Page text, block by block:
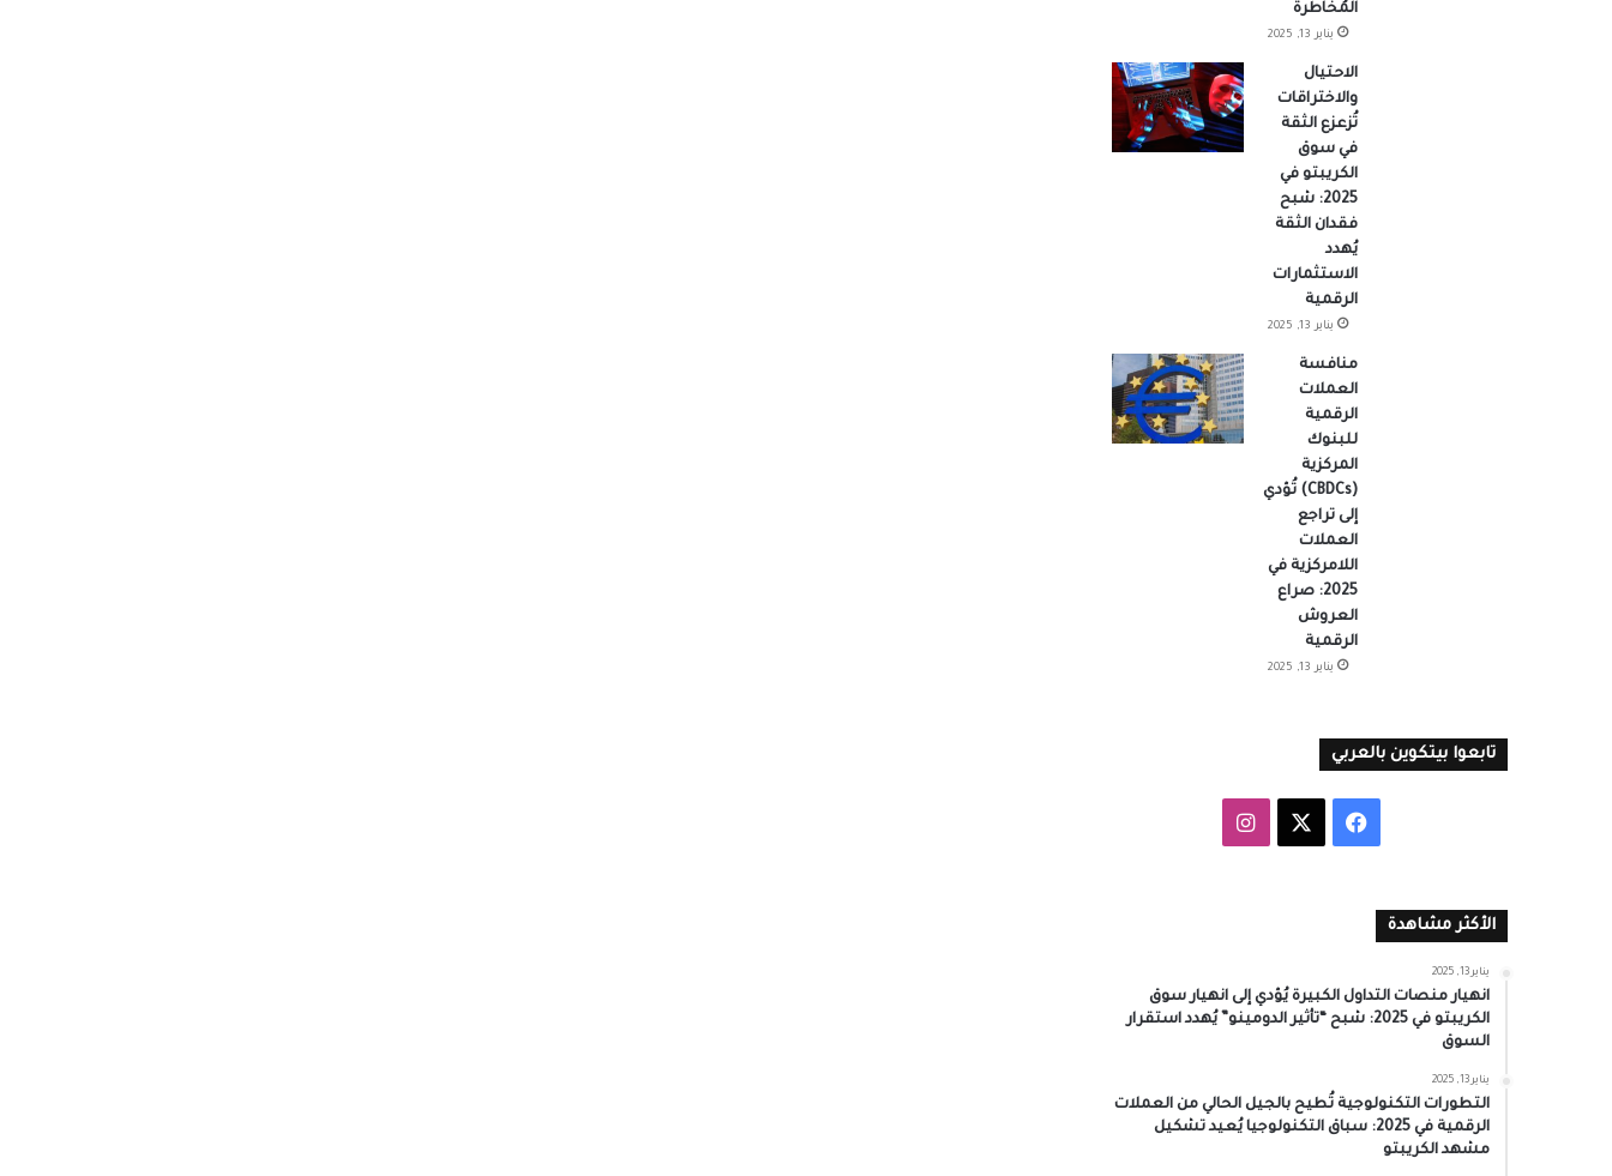
المُخاطرة
يناير 13, 2025
الاحتيال
والاختراقات
تُزعزع الثقة
في سوق
الكريبتو في
2025: شبح
فقدان الثقة
يُهدد
الاستثمارات
الرقمية
يناير 13, 2025
منافسة
العملات
الرقمية
للبنوك
المركزية
(CBDCs) تُؤدي
إلى تراجع
العملات
اللامركزية في
2025: صراع
العروش
الرقمية
يناير 13, 2025
تابعوا بيتكوين بالعربي
فيسبوك انستقرام
الأكثر مشاهدة
يناير 13, 2025
انهيار منصات التداول الكبيرة يُؤدي إلى انهيار سوق
الكريبتو في 2025: شبح “تأثير الدومينو” يُهدد استقرار
السوق
يناير 13, 2025
التطورات التكنولوجية تُطيح بالجيل الحالي من العملات
الرقمية في 2025: سباق التكنولوجيا يُعيد تشكيل
مشهد الكريبتو